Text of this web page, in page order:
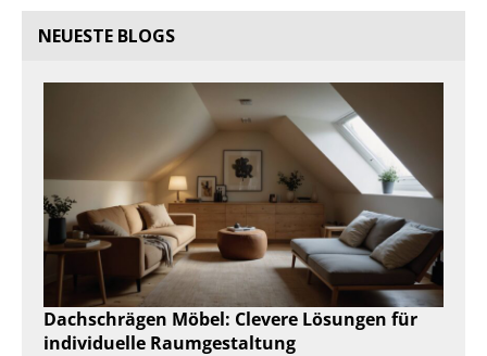
NEUESTE BLOGS
Dachschrägen Möbel: Clevere Lösungen für
individuelle Raumgestaltung